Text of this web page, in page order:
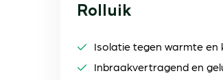
Rolluik
Isolatie tegen warmte en
Inbraakvertragend en